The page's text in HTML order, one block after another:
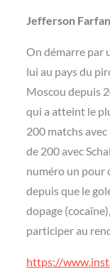
Jefferson
On démarre par
lui au pays du
Moscou depuis
qui a atteint le
200 matchs
de 200 avec
numéro un pour
depuis que le
dopage
participer au
https://